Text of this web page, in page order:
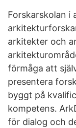
Forskarskolan i
arkitekter och
förmåga att
presentera
byggt på
kompetens.
för dialog och